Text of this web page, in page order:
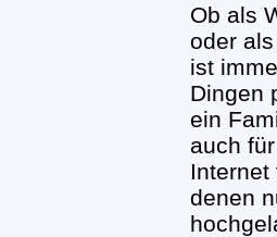
Ob als
oder
ist
Dingen
ein
auch
denen